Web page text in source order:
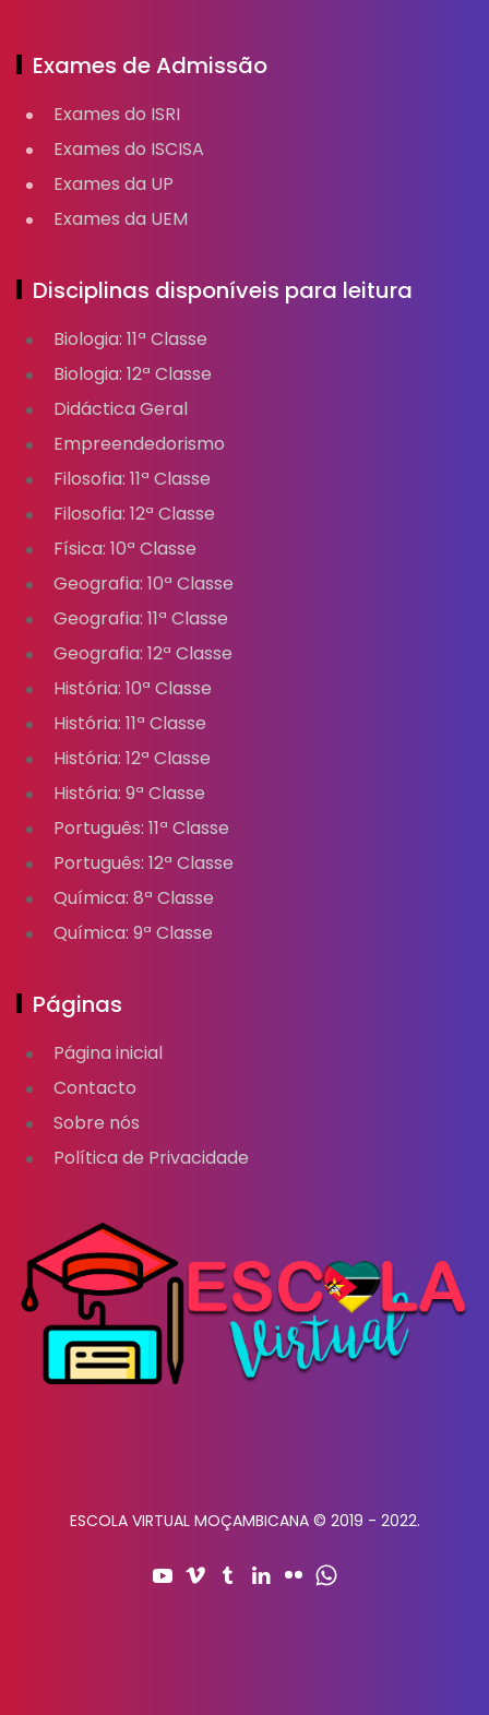
Exames de Admissão
Exames do ISRI
Exames do ISCISA
Exames da UP
Exames da UEM
Disciplinas disponíveis para leitura
Biologia: 11ª Classe
Biologia: 12ª Classe
Didáctica Geral
Empreendedorismo
Filosofia: 11ª Classe
Filosofia: 12ª Classe
Física: 10ª Classe
Geografia: 10ª Classe
Geografia: 11ª Classe
Geografia: 12ª Classe
História: 10ª Classe
História: 11ª Classe
História: 12ª Classe
História: 9ª Classe
Português: 11ª Classe
Português: 12ª Classe
Química: 8ª Classe
Química: 9ª Classe
Páginas
Página inicial
Contacto
Sobre nós
Política de Privacidade
ESCOLA VIRTUAL MOÇAMBICANA © 2019 - 2022.